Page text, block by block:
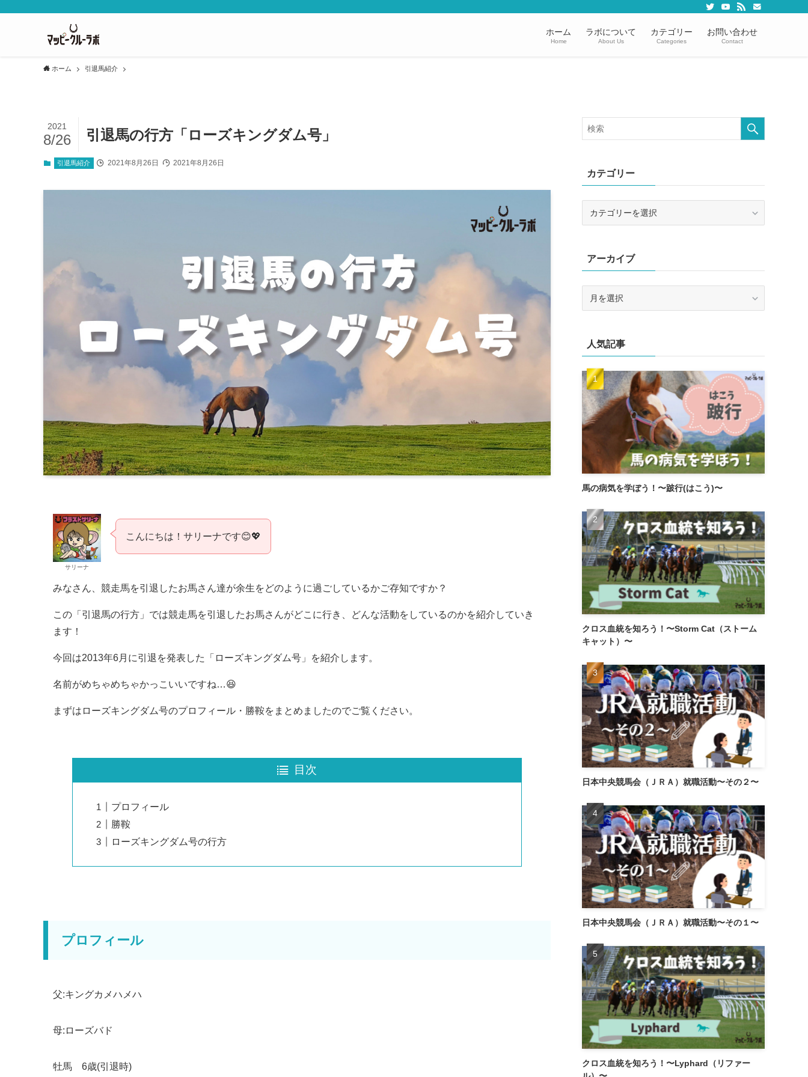
ホーム
Home
ラボについて
About Us
カテゴリー
Categories
お問い合わせ
Contact
ホーム 引退馬紹介
引退馬の行方「ローズキングダム号」
2021
8/26
引退馬紹介 2021年8月26日 2021年8月26日
サリーナ
こんにちは！サリーナです😊💖
みなさん、競走馬を引退したお馬さん達が余生をどのように過ごしているかご存知ですか？
この「引退馬の行方」では競走馬を引退したお馬さんがどこに行き、どんな活動をしているのかを紹介していき
ます！
今回は2013年6月に引退を発表した「ローズキングダム号」を紹介します。
名前がめちゃめちゃかっこいいですね…😆
まずはローズキングダム号のプロフィール・勝鞍をまとめましたのでご覧ください。
目次
プロフィール
勝鞍
ローズキングダム号の行方
プロフィール
父:キングカメハメハ
母:ローズバド
牡馬 6歳(引退時)
カテゴリー
ーアーカイブ
ブ人気記事
馬の病気を学ぼう！〜跛行(はこう)〜
クロス血統を知ろう！〜Storm Cat（ストーム
キャット）〜
日本中央競馬会（ＪＲＡ）就職活動〜その２〜
日本中央競馬会（ＪＲＡ）就職活動〜その１〜
クロス血統を知ろう！〜Lyphard（リファー